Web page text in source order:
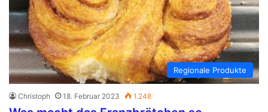
Regionale Produkte
Christoph 18. Februar 2023 1.248